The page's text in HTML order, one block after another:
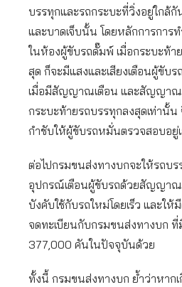
บรรทุกและรถกระบะที่วิ่งอยู่ใกล้
และบาดเจ็บนั้น โดยหลักการการ
ในห้องผู้ขับรถดั๊มพ์ เมื่อกระบะท้า
สุด ก็จะมีแสงและเสียงเตือนผู้ขับ
เมื่อมีสัญญาณเตือน และสัญญาณ
กระบะท้ายรถบรรทุกลงสุดเท่านั้
กำชับให้ผู้ขับรถหมั่นตรวจสอบอยู่
ต่อไปกรมขนส่งทางบกจะให้รถบ
อุปกรณ์เตือนผู้ขับรถด้วยสัญญาณ
บังคับใช้กับรถใหม่โดยเร็ว และให้
จดทะเบียนกับกรมขนส่งทางบก
377,000 คันในปัจจุบันด้วย
ทั้งนี้ กรมขนส่งทางบก ย้ำว่าหาก